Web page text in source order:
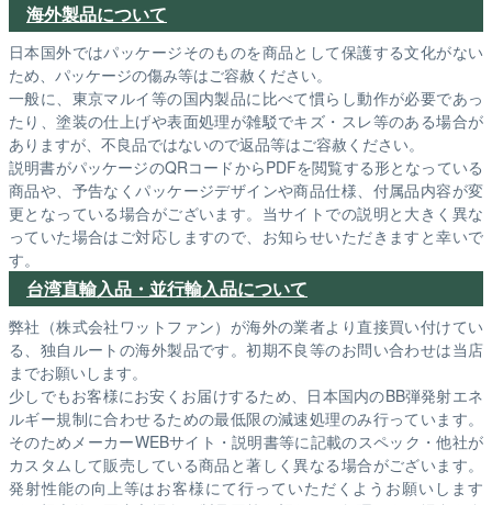
海外製品について
日本国外ではパッケージそのものを商品として保護する文化がない
ため、パッケージの傷み等はご容赦ください。
一般に、東京マルイ等の国内製品に比べて慣らし動作が必要であっ
たり、塗装の仕上げや表面処理が雑駁でキズ・スレ等のある場合が
ありますが、不良品ではないので返品等はご容赦ください。
説明書がパッケージのQRコードからPDFを閲覧する形となっている
商品や、予告なくパッケージデザインや商品仕様、付属品内容が変
更となっている場合がございます。当サイトでの説明と大きく異な
っていた場合はご対応しますので、お知らせいただきますと幸いで
す。
台湾直輸入品・並行輸入品について
弊社（株式会社ワットファン）が海外の業者より直接買い付けてい
る、独自ルートの海外製品です。初期不良等のお問い合わせは当店
までお願いします。
少しでもお客様にお安くお届けするため、日本国内のBB弾発射エネ
ルギー規制に合わせるための最低限の減速処理のみ行っています。
そのためメーカーWEBサイト・説明書等に記載のスペック・他社が
カスタムして販売している商品と著しく異なる場合がございます。
発射性能の向上等はお客様にて行っていただくようお願いします